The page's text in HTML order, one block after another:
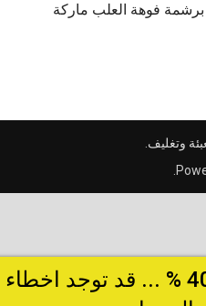
فوهة العلب ماركة
وتغليف.
.
خصومات تصل الى 40 % ... قد توجد اخطاء